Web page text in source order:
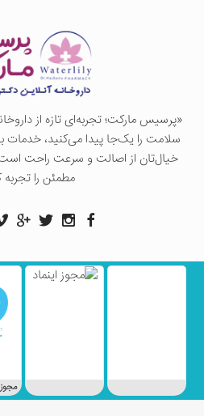
«پرسيس ماركت؛ تجربه‌ای تازه از
سلامت را یک‌جا پیدا می‌کنید، خدمات
خیال‌تان از اصالت و سرعت راحت است.
مطمئن را تجربه